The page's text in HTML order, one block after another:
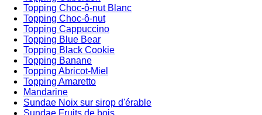
Topping Choc-ô-nut Blanc
Topping Choc-ô-nut
Topping Cappuccino
Topping Blue Bear
Topping Black Cookie
Topping Banane
Topping Abricot-Miel
Topping Amaretto
Mandarine
Sundae Noix sur sirop d'érable
Sundae Fruits de bois